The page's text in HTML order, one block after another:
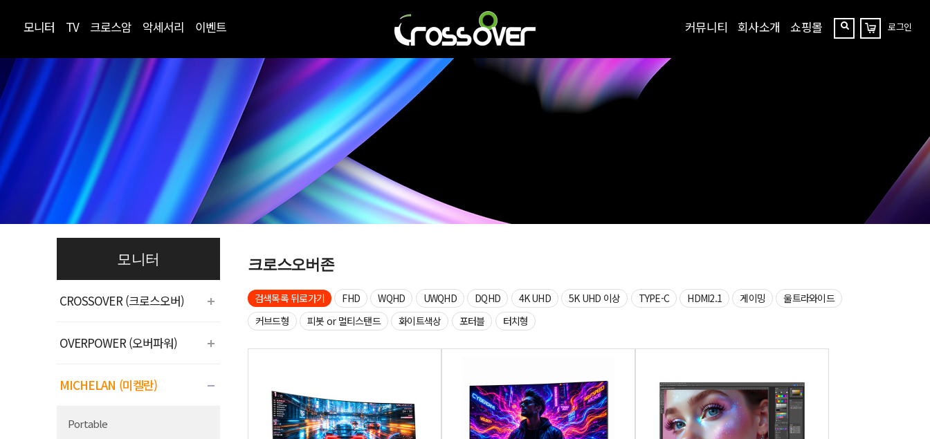
모니터 TV 크로스암 악세서리 이벤트 커뮤니티 회사소개 쇼핑몰
찾
장
바
로그인
모니터
CROSSOVER (크로스오버)
OVERPOWER (오버파워)
MICHELAN (미켈란)
Portable
크로스오버존
검색목록 뒤로가기 FHD WQHD UWQHD DQHD 4K UHD 5K UHD 이상 TYPE-C HDMI2.1 게이밍
울트라와이드
커브드형
피봇 or 멀티스탠드 화이트색상 포터블 터치형